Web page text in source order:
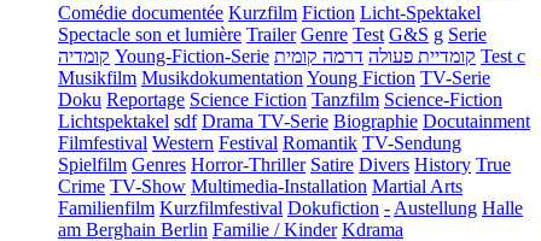
Comédie documentée Kurzfilm Fiction Licht-Spektakel
Spectacle son et lumière Trailer Genre Test G&S g Serie
קומדיה Young-Fiction-Serie קומדיית פעולה דרמה קומית
Test c
Musikfilm Musikdokumentation Young Fiction TV-Serie
Doku Reportage Science Fiction Tanzfilm Science-Fiction
Lichtspektakel sdf Drama TV-Serie Biographie Docutainment
Filmfestival Western Festival Romantik TV-Sendung
Spielfilm Genres Horror-Thriller Satire Divers History True
Crime TV-Show Multimedia-Installation Martial Arts
Familienfilm Kurzfilmfestival Dokufiction - Austellung Halle
am Berghain Berlin Familie / Kinder Kdrama